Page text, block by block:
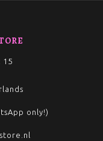
15
only!)